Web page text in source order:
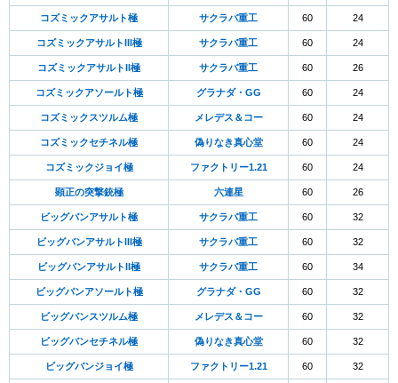
コズミックアサルト極 サクラバ重工 60 24
コズミックアサルトIII極 サクラバ重工 60 24
コズミックアサルトII極 サクラバ重工 60 26
コズミックアソールト極 グラナダ・GG 60 24
コズミックスツルム極 メレデス＆コー 60 24
コズミックセチネル極 偽りなき真心堂 60 24
コズミックジョイ極 ファクトリー1.21 60 24
顕正の突撃銃極 六連星 60 26
ビッグバンアサルト極 サクラバ重工 60 32
ビッグバンアサルトIII極 サクラバ重工 60 32
ビッグバンアサルトII極 サクラバ重工 60 34
ビッグバンアソールト極 グラナダ・GG 60 32
ビッグバンスツルム極 メレデス＆コー 60 32
ビッグバンセチネル極 偽りなき真心堂 60 32
ビッグバンジョイ極 ファクトリー1.21 60 32